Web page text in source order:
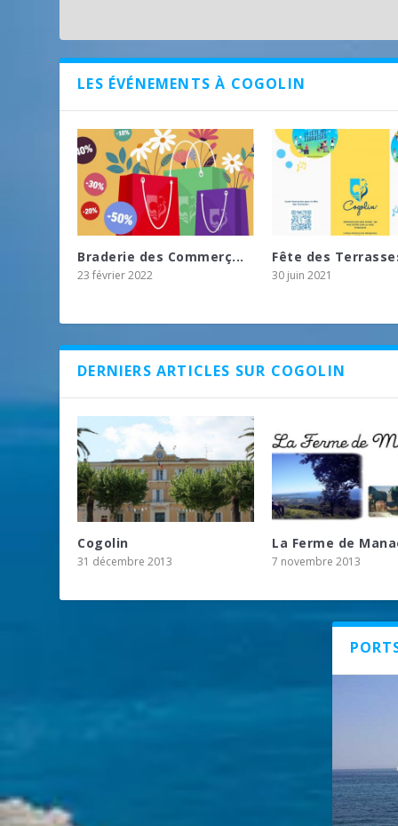
LES ÉVÉNEMENTS À COGOLIN
Braderie des Commerç...
23 février 2022
Fête des
30 juin 2021
DERNIERS ARTICLES SUR COGOLIN
Cogolin
31 décembre 2013
La Ferme de
7 novembre 2013